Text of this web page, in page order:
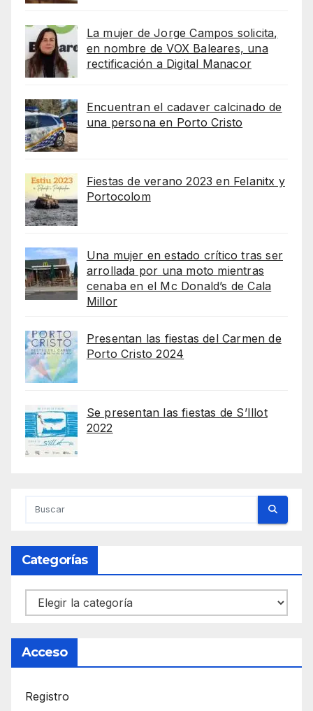
La mujer de Jorge Campos solicita,
en nombre de VOX Baleares, una
rectificación a Digital Manacor
Encuentran el cadaver calcinado de
una persona en Porto Cristo
Fiestas de verano 2023 en Felanitx y
Portocolom
Una mujer en estado crítico tras ser
arrollada por una moto mientras
cenaba en el Mc Donald’s de Cala
Millor
Presentan las fiestas del Carmen de
Porto Cristo 2024
Se presentan las fiestas de S’Illot
2022
Categorías
Categorías
Acceso
Registro